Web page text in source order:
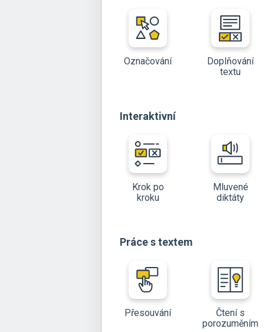
Označování
Doplňování
textu
Interaktivní
Krok po
kroku
Mluvené
diktáty
Práce s textem
Přesouvání
Čtení s
porozuměním